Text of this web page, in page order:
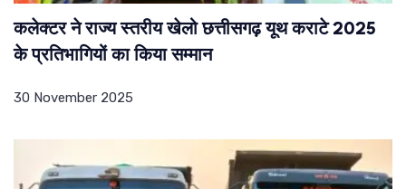
कलेक्टर ने राज्य स्तरीय खेलो छत्तीसगढ़ यूथ कराटे 2025
के प्रतिभागियों का किया सम्मान
30 November 2025